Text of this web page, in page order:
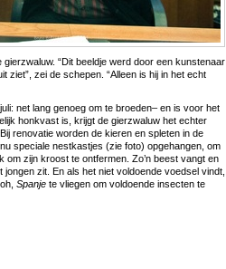
“Dit beeldje werd door een kunstenaar
ziet”, zei de schepen. “Alleen is hij in het echt
net lang genoeg om te broeden– en is voor het
honkvast is, krijgt de gierzwaluw het echter
renovatie worden de kieren en spleten in de
speciale nestkastjes (zie foto) opgehangen, om
om zijn kroost te ontfermen. Zo’n beest vangt en
zit. En als het niet voldoende voedsel vindt,
Spanje te vliegen om voldoende insecten te